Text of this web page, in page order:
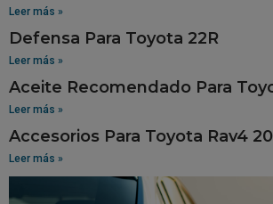
Leer más »
Defensa Para Toyota 22R
Leer más »
Aceite Recomendado Para
Leer más »
Accesorios Para Toyota Rav4
Leer más »